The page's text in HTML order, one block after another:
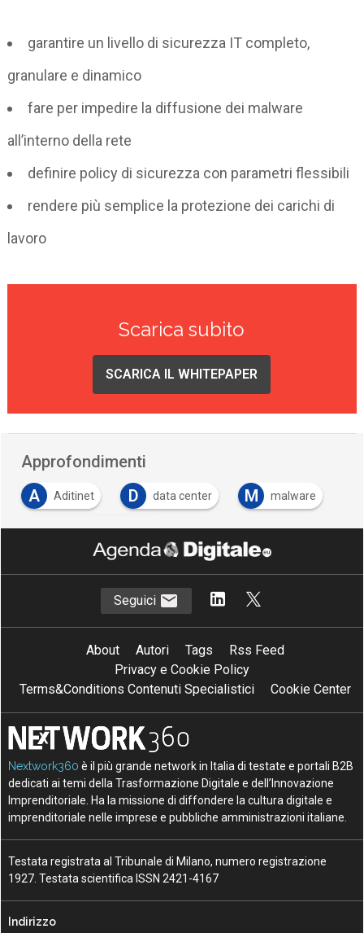
garantire un livello di sicurezza IT completo,
granulare e dinamico
fare per impedire la diffusione dei malware
all’interno della rete
definire policy di sicurezza con parametri flessibili
rendere più semplice la protezione dei carichi di
lavoro
Scarica subito
SCARICA IL WHITEPAPER
Approfondimenti
A
Aditinet D data center M malware
M microsegmentazione
Seguici
About Autori Tags
Rss Feed
Privacy e Cookie Policy
Terms&Conditions Contenuti Specialistici
Cookie Center
Nextwork360 è il più grande network in Italia di testate e portali B2B
dedicati ai temi della Trasformazione Digitale e dell’Innovazione
Imprenditoriale. Ha la missione di diffondere la cultura digitale e
imprenditoriale nelle imprese e pubbliche amministrazioni italiane.
Testata registrata al Tribunale di Milano, numero registrazione
1927. Testata scientifica ISSN 2421-4167
Indirizzo